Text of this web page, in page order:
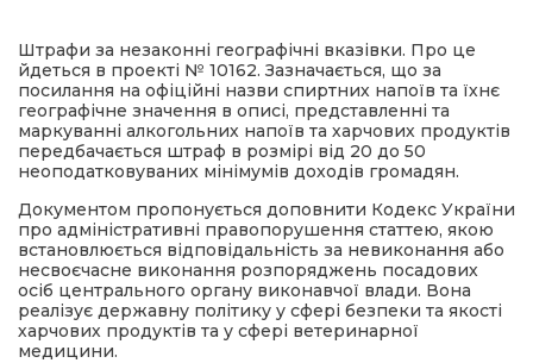
політика
місія
Штрафи за незаконні географічні вказівки. Про це
йдеться в проекті № 10162. Зазначається, що за
посилання на офіційні назви спиртних напоїв та їхнє
географічне значення в описі, представленні та
маркуванні алкогольних напоїв та харчових продуктів
передбачається штраф в розмірі від 20 до 50
неоподатковуваних мінімумів доходів громадян.
Документом пропонується доповнити Кодекс України
про адміністративні правопорушення статтею, якою
встановлюється відповідальність за невиконання або
несвоєчасне виконання розпоряджень посадових
осіб центрального органу виконавчої влади. Вона
реалізує державну політику у сфері безпеки та якості
харчових продуктів та у сфері ветеринарної
медицини.